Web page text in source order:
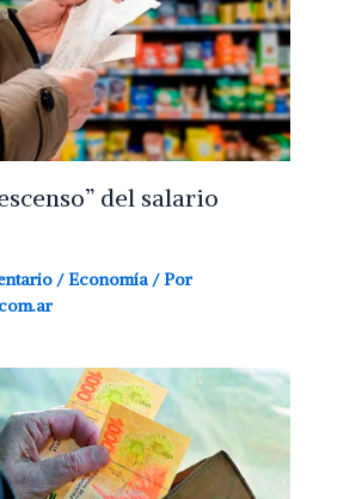
del salario
/ Economía / Por